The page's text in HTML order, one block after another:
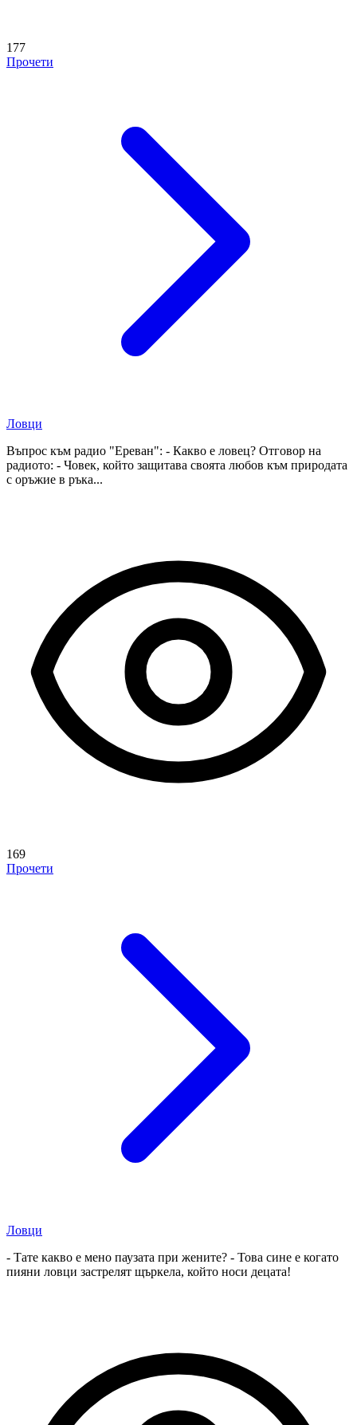
177
Прочети
Ловци
Въпрос към радио "Ереван": - Какво е ловец? Отговор на
радиото: - Човек, който защитава своята любов към природата
с оръжие в ръка...
169
Прочети
Ловци
- Тате какво е мено паузата при жените? - Това сине е когато
пияни ловци застрелят щъркела, който носи децата!